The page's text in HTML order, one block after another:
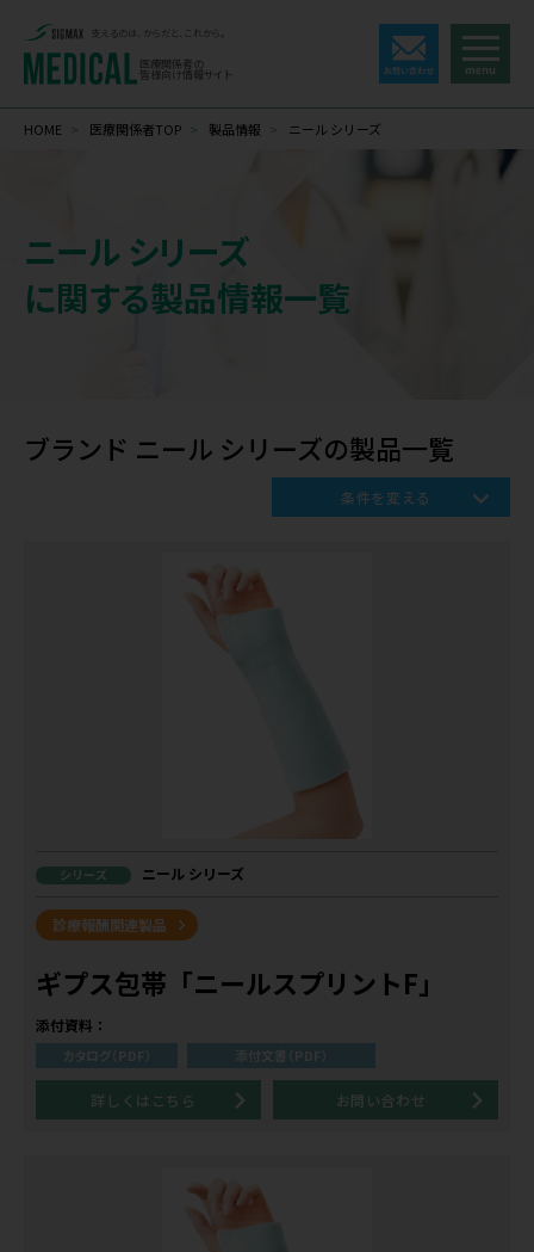
支えるのは、からだと、これから。
医療関係者の
皆様向け情報サイト
HOME > 医療関係者TOP > 製品情報 > ニール シリーズ
ニール シリーズ
に関する製品情報一覧
ブランド ニール シリーズの製品一覧
条件を変える
シリーズ ニール シリーズ
診療報酬関連製品
ギプス包帯「ニールスプリントF」
添付資料：
カタログ（PDF） 添付文書（PDF）
詳しくはこちら お問い合わせ